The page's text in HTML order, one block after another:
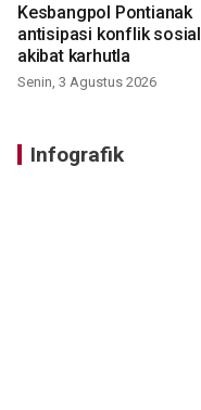
Kesbangpol Pontianak
antisipasi konflik sosial
akibat karhutla
Senin, 3 Agustus 2026
Infografik